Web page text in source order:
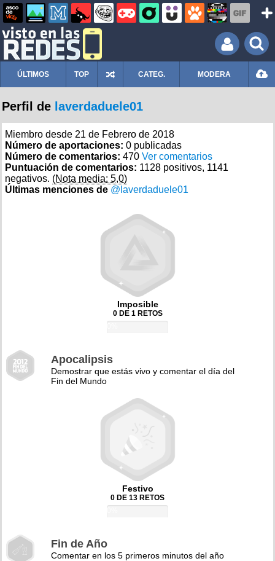
ÚLTIMOS TOP CATEG. MODERA
Perfil de laverdaduele01
Miembro desde 21 de Febrero de 2018
Número de aportaciones: 0 publicadas
Número de comentarios: 470 Ver comentarios
Puntuación de comentarios: 1128 positivos, 1141
negativos. (Nota media: 5,0)
Últimas menciones de @laverdaduele01
Imposible
0 DE 1 RETOS
Apocalipsis
Demostrar que estás vivo y comentar el día del
Fin del Mundo
Festivo
0 DE 13 RETOS
Fin de Año
Comentar en los 5 primeros minutos del año